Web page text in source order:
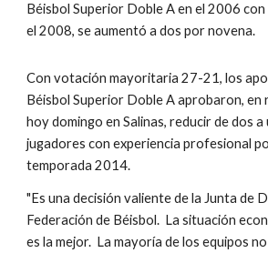
Béisbol Superior Doble A en el 2006 con
el 2008, se aumentó a dos por novena.
Con votación mayoritaria 27-21, los
Béisbol Superior Doble A aprobaron, en
hoy domingo en Salinas, reducir de dos
jugadores con experiencia profesional
temporada 2014.
"Es una decisión valiente de la Junta de
Federación de Béisbol.  La situación
es la mejor.  La mayoría de los equipos